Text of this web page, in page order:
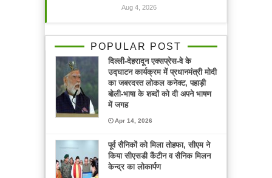
Aug 4, 2026
POPULAR POST
दिल्ली-देहरादून एक्सप्रेस-वे के
उद्घाटन कार्यक्रम में प्रधानमंत्री मोदी
का जबरदस्त लोकल कनेक्ट, पहाड़ी
बोली-भाषा के शब्दों को दी अपने भाषण
में जगह
Apr 14, 2026
पूर्व सैनिकों को मिला तोहफा, सीएम ने
किया सीएसडी कैंटीन व सैनिक मिलन
केन्द्र का लोकार्पण